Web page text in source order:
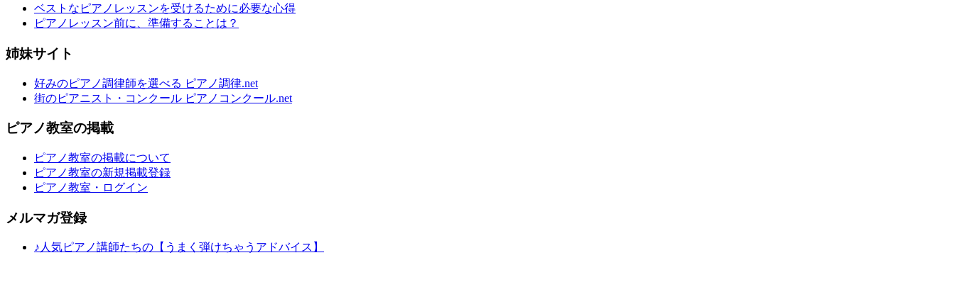
ベストなピアノレッスンを受けるために必要な心得
ピアノレッスン前に、準備することは？
姉妹サイト
好みのピアノ調律師を選べる ピアノ調律.net
街のピアニスト・コンクール ピアノコンクール.net
ピアノ教室の掲載
ピアノ教室の掲載について
ピアノ教室の新規掲載登録
ピアノ教室・ログイン
メルマガ登録
♪人気ピアノ講師たちの【うまく弾けちゃうアドバイス】